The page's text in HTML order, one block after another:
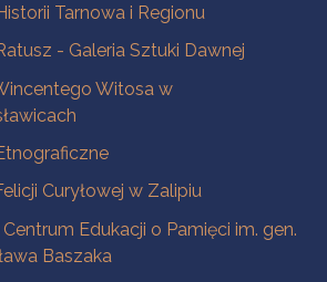
Tarnowa i Regionu
- Galeria Sztuki Dawnej
Witosa w
Curyłowej w Zalipiu
Edukacji o Pamięci im. gen.
Baszaka